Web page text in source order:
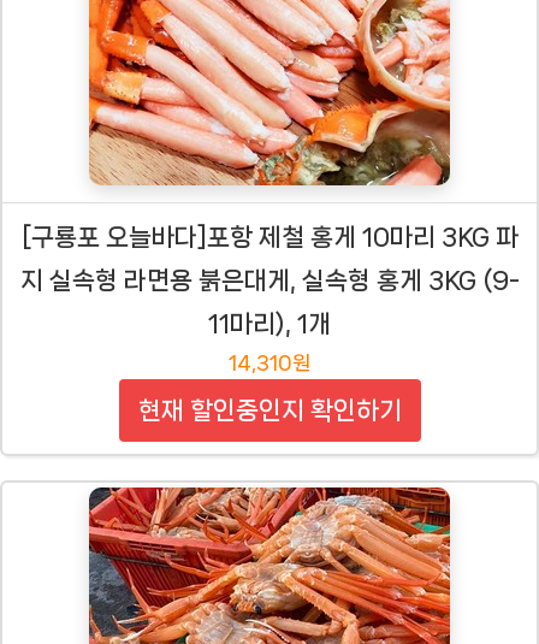
[구룡포 오늘바다]포항 제철 홍게 10마리 3KG 파
지 실속형 라면용 붉은대게, 실속형 홍게 3KG (9-
11마리), 1개
14,310원
현재 할인중인지 확인하기